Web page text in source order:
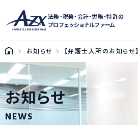
法務・税務・会計・労務・特許の
プロフェッショナルファーム
お知らせ 【弁護士入所のお知らせ】
お知らせ
NEWS